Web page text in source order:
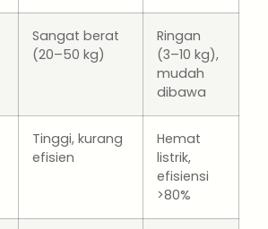
Sangat berat
(20–50 kg)
Ringan
(3–10 kg),
mudah
dibawa
Tinggi, kurang
efisien
Hemat
listrik,
efisiensi
>80%